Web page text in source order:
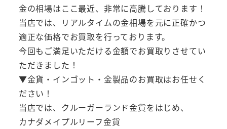
金の相場はここ最近、非常に高騰しております！
当店では、リアルタイムの金相場を元に正確かつ
適正な価格でお買取を行っております。
今回もご満足いただける金額でお買取りさせてい
ただきました！
▼金貨・インゴット・金製品のお買取はお任せく
ださい！
当店では、クルーガーランド金貨をはじめ、
カナダメイプルリーフ金貨